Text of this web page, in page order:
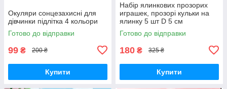
Окуляри сонцезахисні для
дівчинки підлітка 4 кольори
Готово до відправки
99 ₴ 200 ₴
Купити
Набір ялинкових прозорих
играшек, прозорі кульки на
ялинку 5 шт D 5 см
Готово до відправки
180 ₴ 325 ₴
Купити